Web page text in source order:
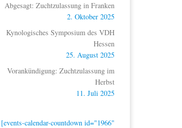
Abgesagt: Zuchtzulassung in Franken
2. Oktober 2025
Kynologisches Symposium des VDH
Hessen
25. August 2025
Vorankündigung: Zuchtzulassung im
Herbst
11. Juli 2025
[events-calendar-countdown id="1966"